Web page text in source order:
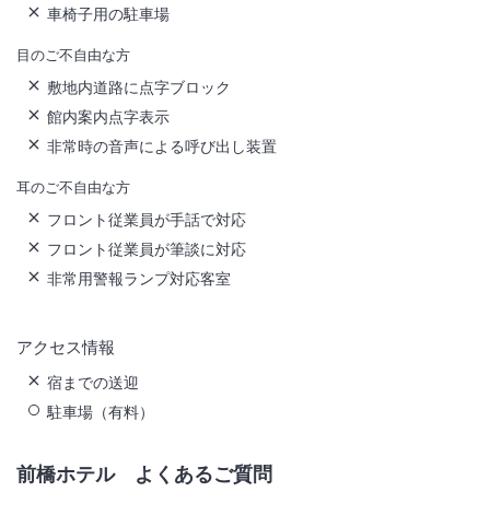
車椅子用の駐車場
目のご不自由な方
敷地内道路に点字ブロック
館内案内点字表示
非常時の音声による呼び出し装置
耳のご不自由な方
フロント従業員が手話で対応
フロント従業員が筆談に対応
非常用警報ランプ対応客室
アクセス情報
宿までの送迎
駐車場（有料）
前橋ホテルよくあるご質問